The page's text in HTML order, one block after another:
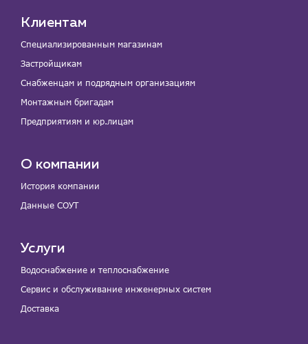
Клиентам
Специализированным магазинам
Застройщикам
Снабженцам и подрядным организациям
Монтажным бригадам
Предприятиям и юр.лицам
О компании
История компании
Данные СОУТ
Услуги
Водоснабжение и теплоснабжение
Сервис и обслуживание инженерных систем
Доставка